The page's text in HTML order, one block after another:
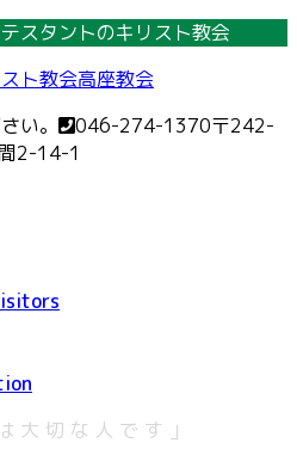
スタントのキリスト教会
い。 046-274-1370〒242-
2-14-1
大切な人です」